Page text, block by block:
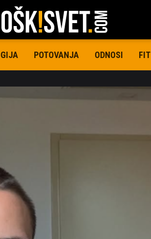
POTOVANJA ODNOSI FIT